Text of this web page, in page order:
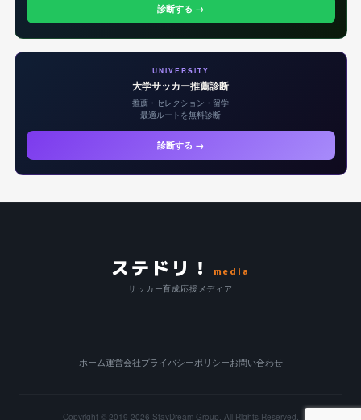
診断する →
UNIVERSITY
大学サッカー推薦診断
推薦・セレクション・留学
最適ルートを無料診断
診断する →
ステドリ！ media
サッカー育成応援メディア
ホーム運営会社プライバシーポリシーお問い合わせ
Copyright © 2019-2026 StayDream Group. All Rights Reserved.